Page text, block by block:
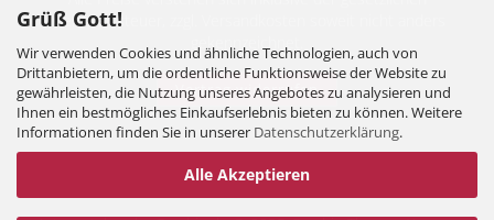
Grüß Gott!
Wir verwenden Cookies und ähnliche Technologien, auch von
Drittanbietern, um die ordentliche Funktionsweise der Website zu
gewährleisten, die Nutzung unseres Angebotes zu analysieren und
Ihnen ein bestmögliches Einkaufserlebnis bieten zu können. Weitere
Informationen finden Sie in unserer Datenschutzerklärung.
Alle Akzeptieren
Mehrwertsteuer, zzgl.
gekennzeichnet.
Vertrag widerrufen